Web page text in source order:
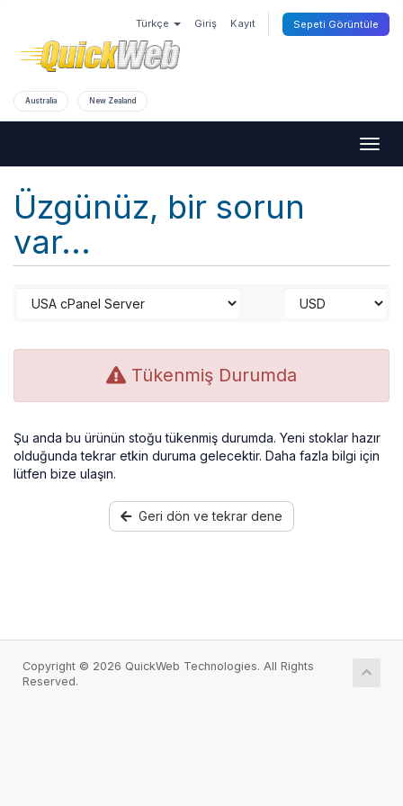
Türkçe Giriş Kayıt Sepeti Görüntüle
Australia New Zealand
Üzgünüz, bir sorun
var...
Tükenmiş Durumda
Şu anda bu ürünün stoğu tükenmiş durumda. Yeni stoklar hazır
olduğunda tekrar etkin duruma gelecektir. Daha fazla bilgi için
lütfen bize ulaşın.
Geri dön ve tekrar dene
Copyright © 2026 QuickWeb Technologies. All Rights
Reserved.